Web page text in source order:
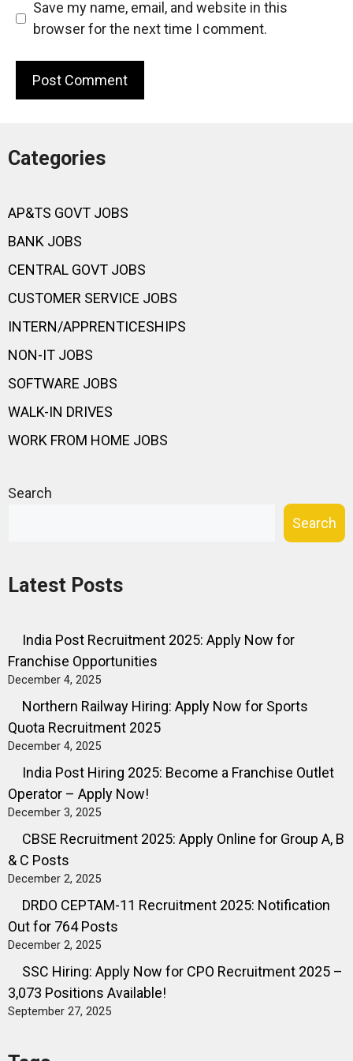
Save my name, email, and website in this
browser for the next time I comment.
Categories
AP&TS GOVT JOBS
BANK JOBS
CENTRAL GOVT JOBS
CUSTOMER SERVICE JOBS
INTERN/APPRENTICESHIPS
NON-IT JOBS
SOFTWARE JOBS
WALK-IN DRIVES
WORK FROM HOME JOBS
Search
Search
Latest Posts
India Post Recruitment 2025: Apply Now for
Franchise Opportunities
December 4, 2025
Northern Railway Hiring: Apply Now for Sports
Quota Recruitment 2025
December 4, 2025
India Post Hiring 2025: Become a Franchise Outlet
Operator – Apply Now!
December 3, 2025
CBSE Recruitment 2025: Apply Online for Group A, B
& C Posts
December 2, 2025
DRDO CEPTAM-11 Recruitment 2025: Notification
Out for 764 Posts
December 2, 2025
SSC Hiring: Apply Now for CPO Recruitment 2025 –
3,073 Positions Available!
September 27, 2025